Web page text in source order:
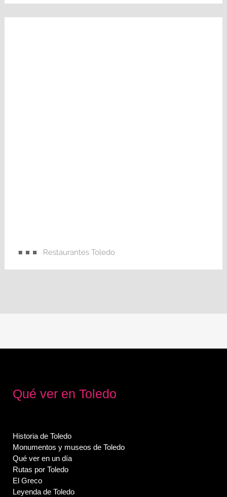
Restaurantes Toledo
Qué ver en Toledo
Historia de Toledo
Monumentos y museos de Toledo
Qué ver en un día
Rutas por Toledo
El Greco
Leyenda de Toledo